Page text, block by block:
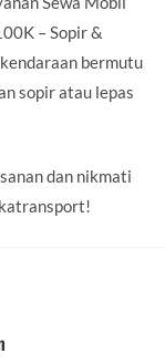
– Sopir &
bermutu
sopir atau lepas
dan nikmati